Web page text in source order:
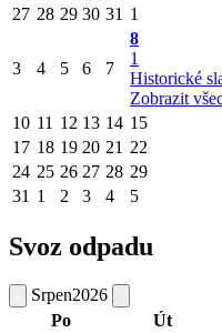
27 28 29 30 31 1
3 4 5 6 7
8
1
Historické
Zobrazit
10 11 12 13 14 15
17 18 19 20 21 22
24 25 26 27 28 29
31 1 2 3 4 5
Svoz odpadu
Srpen2026
Po
Út